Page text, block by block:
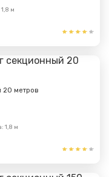
1,8 м
20 метров
1,8 м